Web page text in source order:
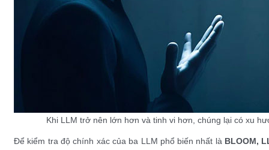
Khi LLM trở nên lớn hơn và tinh vi hơn, chúng lại có xu
Để kiểm tra độ chính xác của ba LLM phổ biến nhất là BLOOM,